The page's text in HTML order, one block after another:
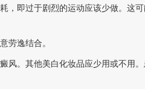
即过于剧烈的运动应该少做。这
逸结合。
。其他美白化妆品应少用或不用